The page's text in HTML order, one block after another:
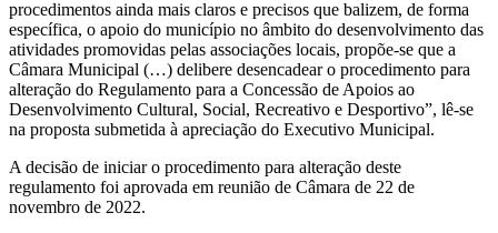
procedimentos ainda mais claros e precisos que balizem, de forma
específica, o apoio do município no âmbito do desenvolvimento das
atividades promovidas pelas associações locais, propõe-se que a
Câmara Municipal (…) delibere desencadear o procedimento para
alteração do Regulamento para a Concessão de Apoios ao
Desenvolvimento Cultural, Social, Recreativo e Desportivo”, lê-se
na proposta submetida à apreciação do Executivo Municipal.
A decisão de iniciar o procedimento para alteração deste
regulamento foi aprovada em reunião de Câmara de 22 de
novembro de 2022.